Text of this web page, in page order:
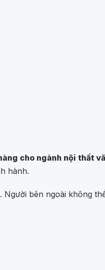
cho ngành nội thất
hành.
bên ngoài không